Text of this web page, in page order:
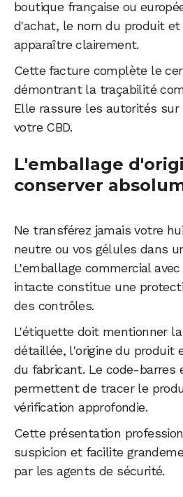
boutique française ou
d'achat, le nom du produit
apparaître clairement.
Cette facture complète le
démontrant la traçabilité
Elle rassure les autorités sur
votre CBD.
L'emballage
conserver
Ne transférez jamais votre
neutre ou vos gélules dans
L'emballage commercial
intacte constitue une
des contrôles.
L'étiquette doit mentionner
détaillée, l'origine du produit
du fabricant. Le code-barres
permettent de tracer le
vérification approfondie.
Cette présentation
suspicion et facilite
par les agents de sécurité.